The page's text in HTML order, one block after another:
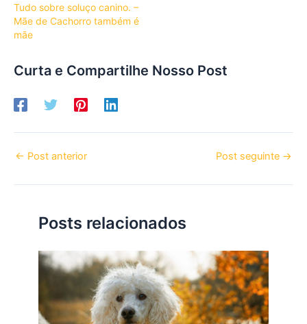
Tudo sobre soluço canino. –
Mãe de Cachorro também é
mãe
Curta e Compartilhe Nosso Post
← Post anterior Post seguinte →
Posts relacionados